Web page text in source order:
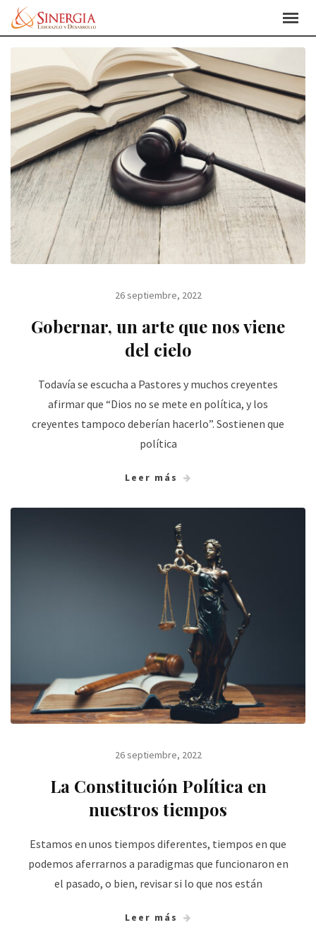
Skip
content
26 septiembre, 2022
Gobernar, un arte que nos viene
del cielo
Todavía se escucha a Pastores y muchos creyentes
afirmar que “Dios no se mete en política, y los
creyentes tampoco deberían hacerlo”. Sostienen que
política
Leer más
26 septiembre, 2022
La Constitución Política en
nuestros tiempos
Estamos en unos tiempos diferentes, tiempos en que
podemos aferrarnos a paradigmas que funcionaron en
el pasado, o bien, revisar si lo que nos están
Leer más